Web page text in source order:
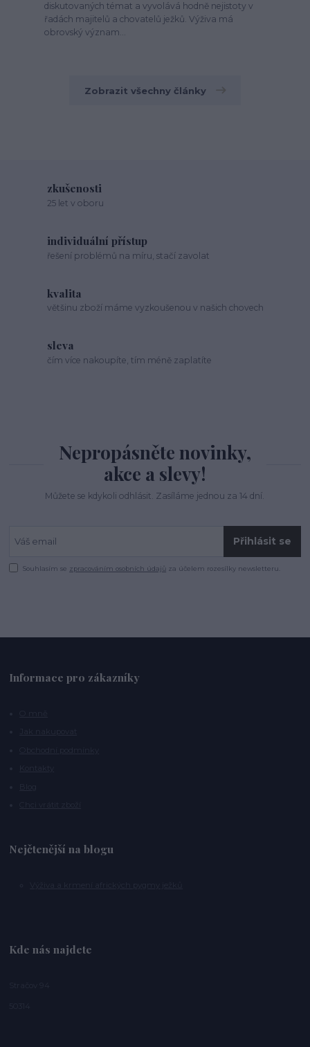
diskutovaných témat a vyvolává hodně nejistoty v
řadách majitelů a chovatelů ježků. Výživa má
obrovský význam...
Zobrazit všechny články
zkušenosti
25 let v oboru
individuální přístup
řešení problémů na míru, stačí zavolat
kvalita
většinu zboží máme vyzkoušenou v našich chovech
sleva
čím více nakoupíte, tím méně zaplatíte
Nepropásněte novinky,
akce a slevy!
Můžete se kdykoli odhlásit. Zasíláme jednou za 14 dní.
Přihlásit se
Souhlasím se zpracováním osobních údajů za účelem rozesílky newsletteru.
Informace pro zákazníky
Nejčtenější na blogu
Kde nás najdete